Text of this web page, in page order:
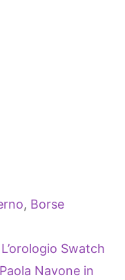
, Borse
L’orologio Swatch
Navone in